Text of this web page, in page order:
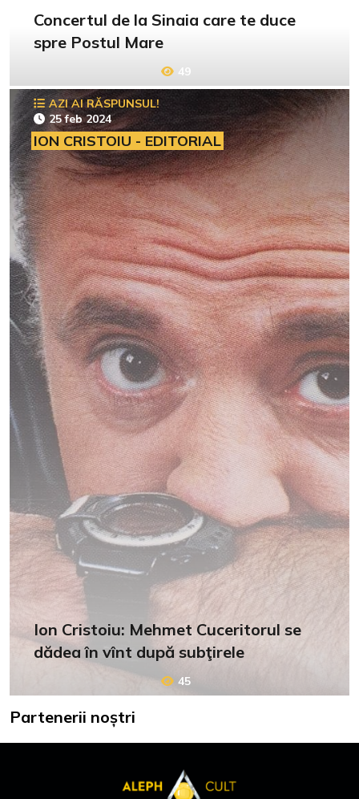
Concertul de la Sinaia care te duce
spre Postul Mare
49
AZI AI RĂSPUNSUL!
25 feb 2024
ION CRISTOIU - EDITORIAL
Ion Cristoiu: Mehmet Cuceritorul se
dădea în vînt după subţirele
45
Partenerii noștri